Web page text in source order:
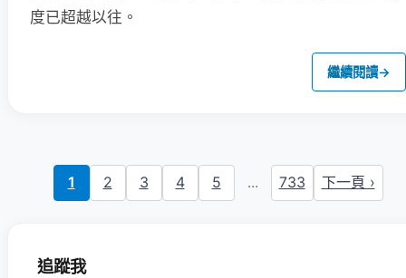
度已超越以往。
繼續閱讀→
1 2 3 4 5 ... 733 下一頁 ›
追蹤我